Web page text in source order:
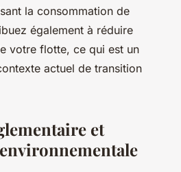
la consommation de
également à réduire
votre flotte, ce qui est un
actuel de transition
et